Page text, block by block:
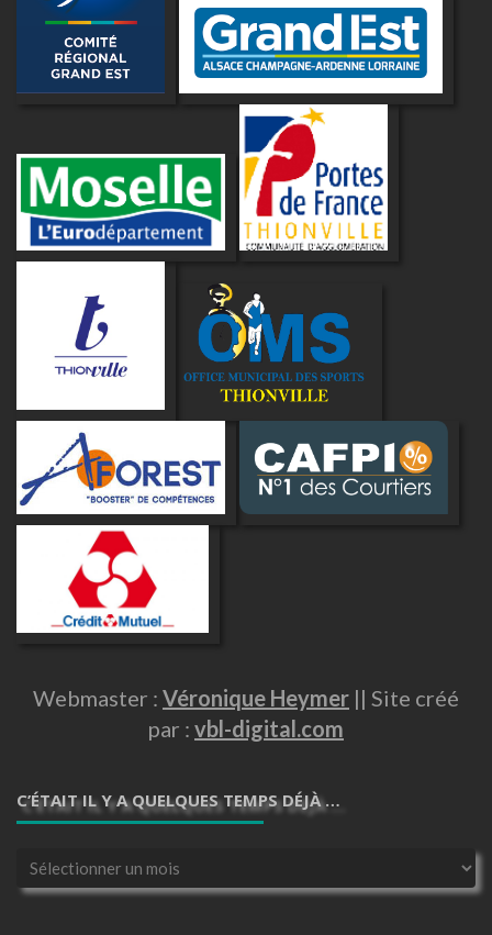
Webmaster : Véronique Heymer || Site créé
par : vbl-digital.com
C’ÉTAIT IL Y A QUELQUES TEMPS DÉJÀ …